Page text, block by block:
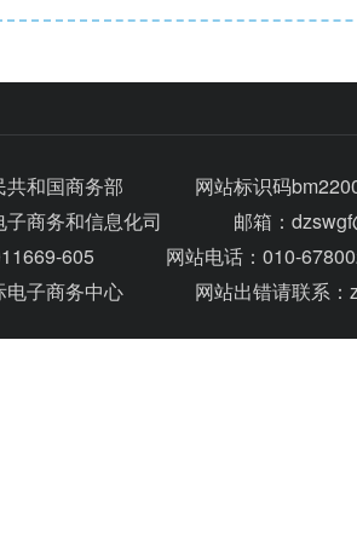
共和国商务部
网站标识码
子商务和信息化司
邮箱：
605
网站电话：010-
电子商务中心 网站出错请联系